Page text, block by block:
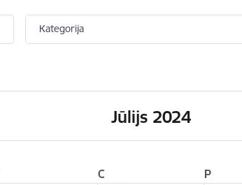
Kategorija
Jūlijs 2024
C P